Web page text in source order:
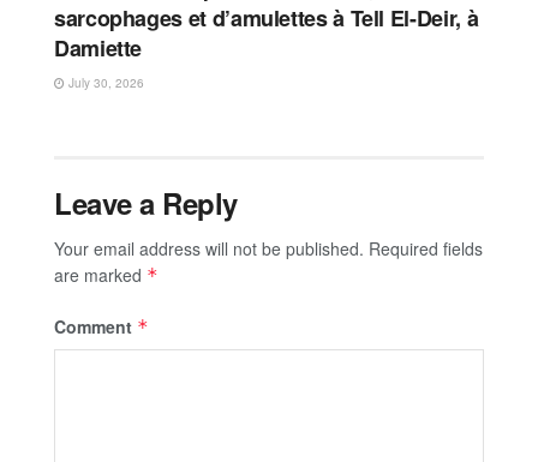
sarcophages et d’amulettes à Tell El-Deir, à
Damiette
July 30, 2026
Leave a Reply
Your email address will not be published. Required fields
are marked *
Comment *